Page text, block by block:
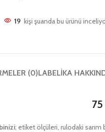
19 kişi şuanda bu ürünü
(0)LABELIKA
; etiket ölçüleri, rulodaki